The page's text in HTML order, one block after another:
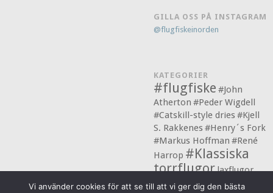
GILLA OSS PÅ INSTAGRAM
@flugfiskeinorden
KATEGORIER
#flugfiske #John
Atherton #Peder Wigdell
#Catskill-style dries #Kjell
S. Rakkenes #Henry´s Fork
#Markus Hoffman #René
Harrop #Klassiska
torrflugorlaxflugor
#flugbindning
Vi använder cookies för att se till att vi ger dig den bästa